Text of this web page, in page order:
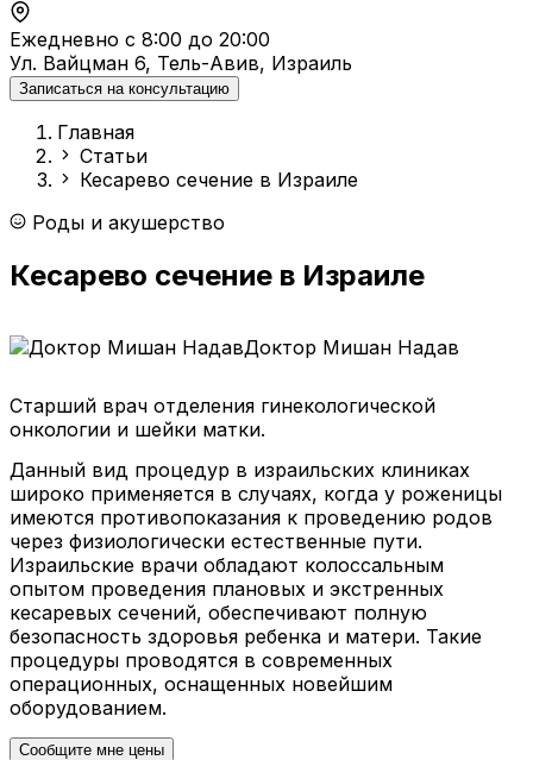
Ежедневно с 8:00 до 20:00
Ул. Вайцман 6, Тель-Авив, Израиль
Записаться на консультацию
Главная
Статьи
Кесарево сечение в Израиле
Роды и акушерство
Кесарево сечение в Израиле
Доктор Мишан Надав
Cтарший врач отделения гинекологической
онкологии и шейки матки.
Данный вид процедур в израильских клиниках
широко применяется в случаях, когда у роженицы
имеются противопоказания к проведению родов
через физиологически естественные пути.
Израильские врачи обладают колоссальным
опытом проведения плановых и экстренных
кесаревых сечений, обеспечивают полную
безопасность здоровья ребенка и матери. Такие
процедуры проводятся в современных
операционных, оснащенных новейшим
оборудованием.
Сообщите мне цены